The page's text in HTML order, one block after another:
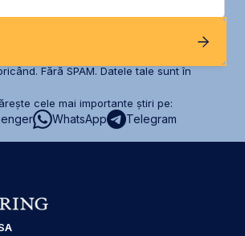
Fără SPAM. Datele tale sunt în
cele mai importante știri pe:
WhatsApp Telegram